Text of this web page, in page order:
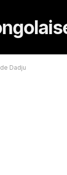
Dadju